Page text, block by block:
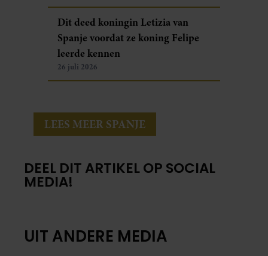
Dit deed koningin Letizia van
Spanje voordat ze koning Felipe
leerde kennen
26 juli 2026
LEES MEER SPANJE
DEEL DIT ARTIKEL OP SOCIAL
MEDIA!
UIT ANDERE MEDIA